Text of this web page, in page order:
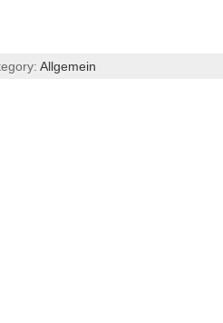
Allgemein